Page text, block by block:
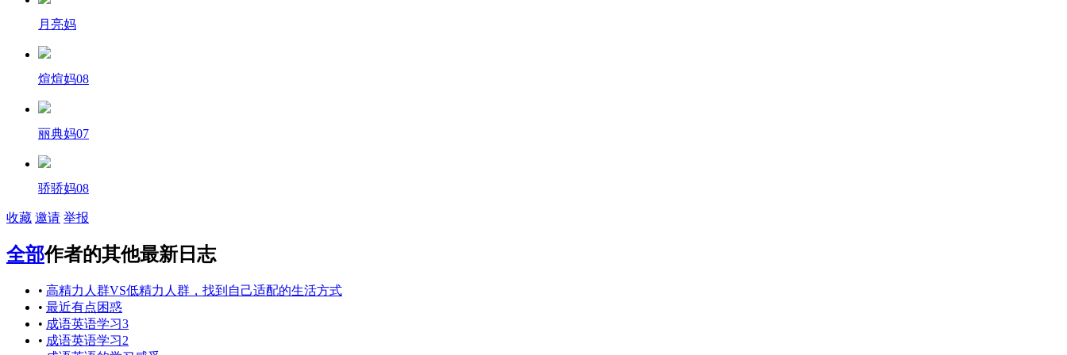
月亮妈
煊煊妈08
丽典妈07
骄骄妈08
收藏 邀请 举报
全部作者的其他最新日志
• 高精力人群VS低精力人群，找到自己适配的生活方式
• 最近有点困惑
• 成语英语学习3
• 成语英语学习2